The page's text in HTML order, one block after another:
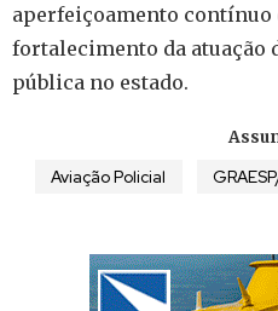
aperfeiçoamento contínuo
fortalecimento da atuação
pública no estado.
Aviação Policial